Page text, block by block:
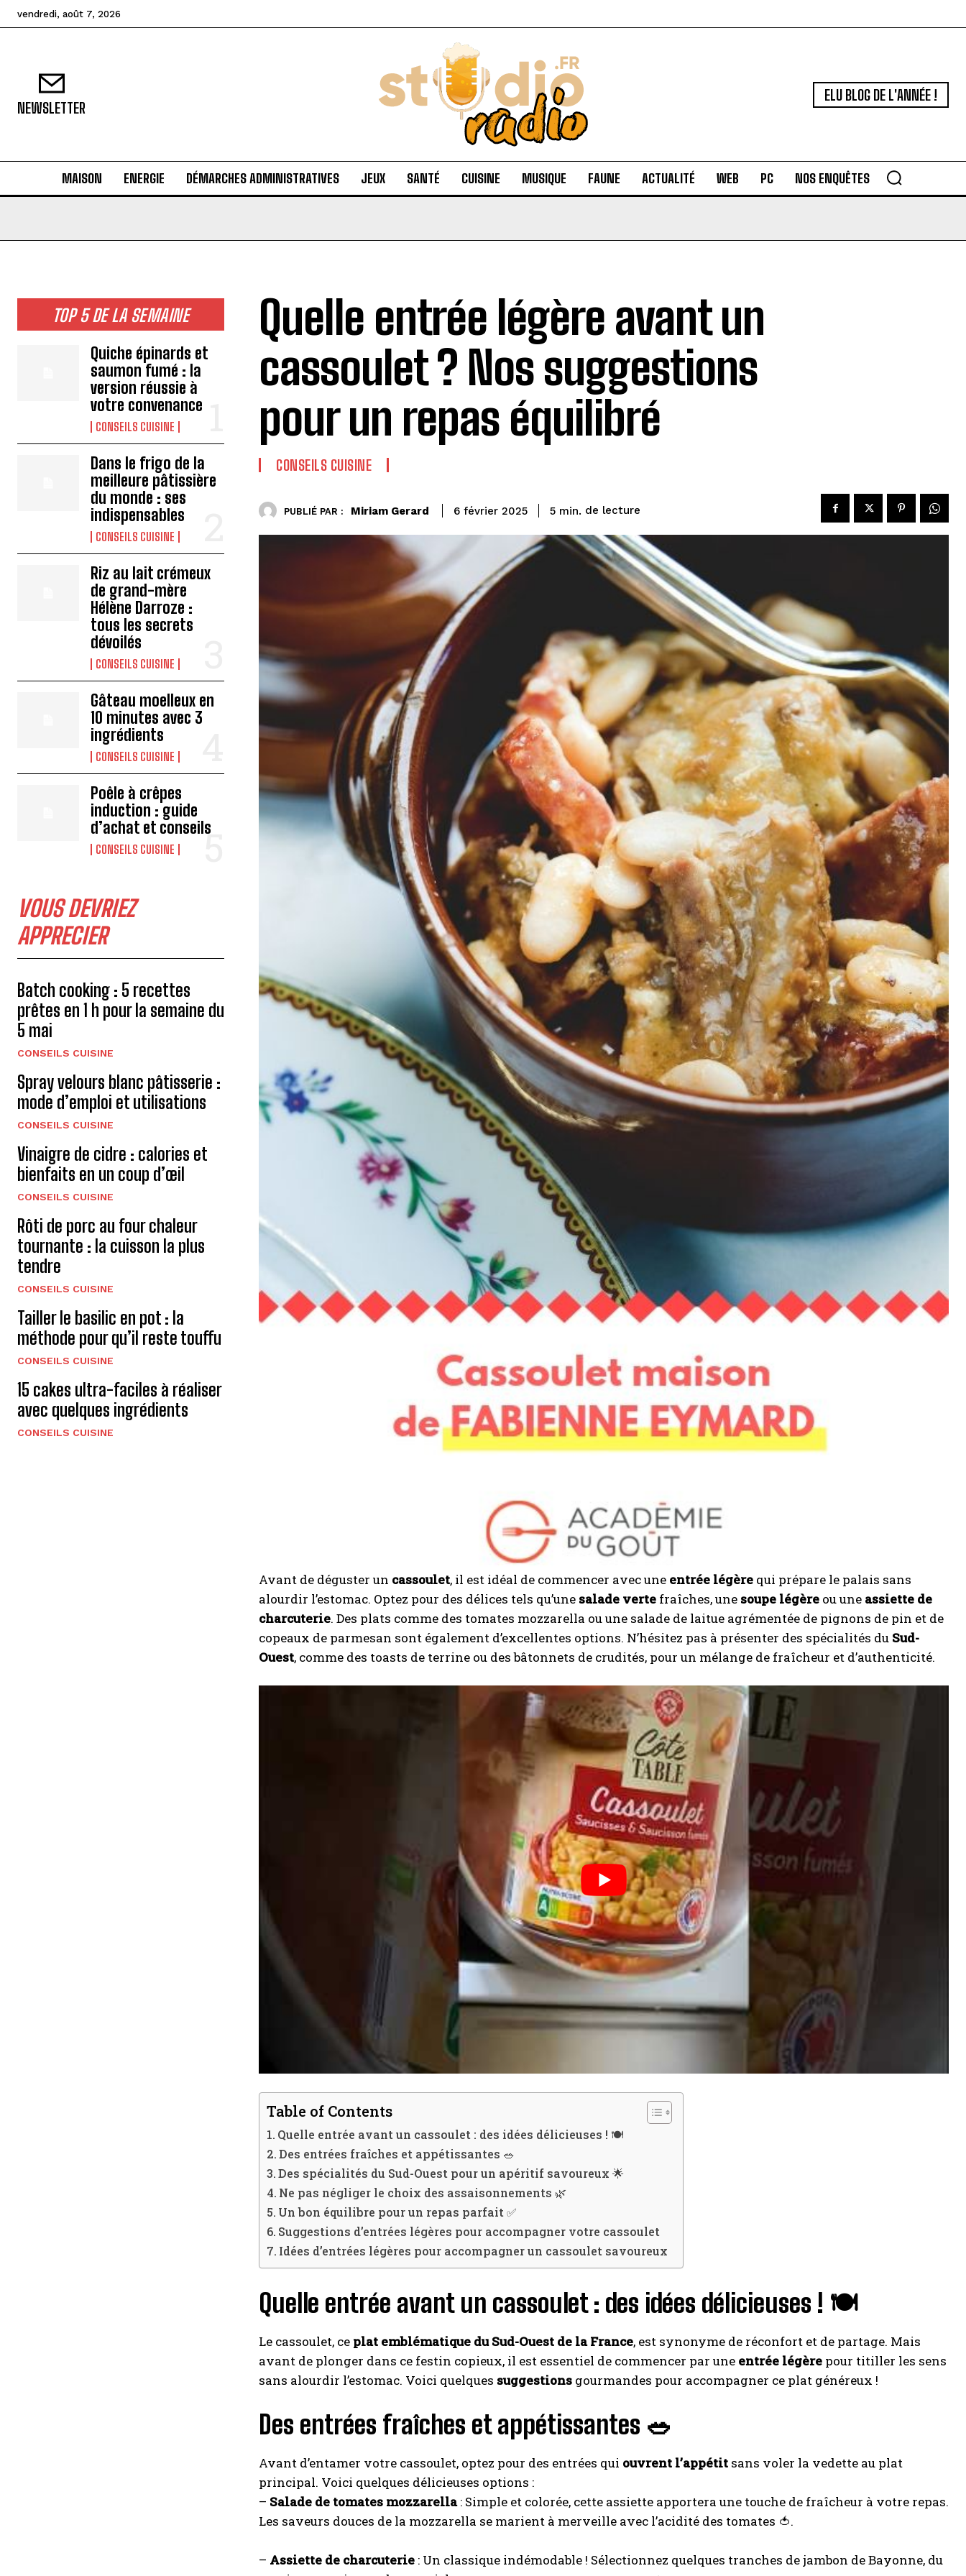
I've read and accept thePrivacy Policy.
Menu équilibré de la semaine : 7 recettes du soir
vendredi, août 7, 2026
NEWSLETTER
ELU BLOG DE L'ANNÉE !
MAISON ENERGIE DÉMARCHES ADMINISTRATIVES JEUX SANTÉ CUISINE MUSIQUE FAUNE ACTUALITÉ WEB PC NOS ENQUÊTES
TOP 5 DE LA SEMAINE
Quiche épinards et
saumon fumé : la
version réussie à
votre convenance
CONSEILS CUISINE
Dans le frigo de la
meilleure pâtissière
du monde : ses
indispensables
CONSEILS CUISINE
Riz au lait crémeux
de grand-mère
Hélène Darroze :
tous les secrets
dévoilés
CONSEILS CUISINE
Gâteau moelleux en
10 minutes avec 3
ingrédients
CONSEILS CUISINE
Poêle à crêpes
induction : guide
d’achat et conseils
CONSEILS CUISINE
VOUS DEVRIEZ
APPRECIER
Batch cooking : 5 recettes
prêtes en 1 h pour la semaine du
5 mai
CONSEILS CUISINE
Spray velours blanc pâtisserie :
mode d’emploi et utilisations
CONSEILS CUISINE
Vinaigre de cidre : calories et
bienfaits en un coup d’œil
CONSEILS CUISINE
Rôti de porc au four chaleur
tournante : la cuisson la plus
tendre
CONSEILS CUISINE
Tailler le basilic en pot : la
méthode pour qu’il reste touffu
CONSEILS CUISINE
15 cakes ultra-faciles à réaliser
avec quelques ingrédients
CONSEILS CUISINE
Quelle entrée légère avant un
cassoulet ? Nos suggestions
pour un repas équilibré
CONSEILS CUISINE
PUBLIÉ PAR : Miriam Gerard 6 février 2025 5 min. de lecture
Avant de déguster un cassoulet, il est idéal de commencer avec une entrée légère qui prépare le palais sans
alourdir l’estomac. Optez pour des délices tels qu’une salade verte fraîches, une soupe légère ou une assiette de
charcuterie. Des plats comme des tomates mozzarella ou une salade de laitue agrémentée de pignons de pin et de
copeaux de parmesan sont également d’excellentes options. N’hésitez pas à présenter des spécialités du Sud-
Ouest, comme des toasts de terrine ou des bâtonnets de crudités, pour un mélange de fraîcheur et d’authenticité.
Table of Contents
Quelle entrée avant un cassoulet : des idées délicieuses ! 🍽️
Des entrées fraîches et appétissantes 🥗
Des spécialités du Sud-Ouest pour un apéritif savoureux 🌟
Ne pas négliger le choix des assaisonnements 🌿
Un bon équilibre pour un repas parfait ✅
Suggestions d’entrées légères pour accompagner votre cassoulet
Idées d’entrées légères pour accompagner un cassoulet savoureux
Quelle entrée avant un cassoulet : des idées délicieuses ! 🍽️
Le cassoulet, ce plat emblématique du Sud-Ouest de la France, est synonyme de réconfort et de partage. Mais
avant de plonger dans ce festin copieux, il est essentiel de commencer par une entrée légère pour titiller les sens
sans alourdir l’estomac. Voici quelques suggestions gourmandes pour accompagner ce plat généreux !
Des entrées fraîches et appétissantes 🥗
Avant d’entamer votre cassoulet, optez pour des entrées qui ouvrent l’appétit sans voler la vedette au plat
principal. Voici quelques délicieuses options :
– Salade de tomates mozzarella: Simple et colorée, cette assiette apportera une touche de fraîcheur à votre repas.
Les saveurs douces de la mozzarella se marient à merveille avec l’acidité des tomates 🍅.
– Assiette de charcuterie : Un classique indémodable ! Sélectionnez quelques tranches de jambon de Bayonne, du